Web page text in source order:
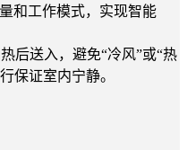
和工作模式，实现智能
后送入，避免“冷风”或“热
保证室内宁静。